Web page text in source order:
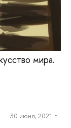
мира.
30 июня, 2021 г.